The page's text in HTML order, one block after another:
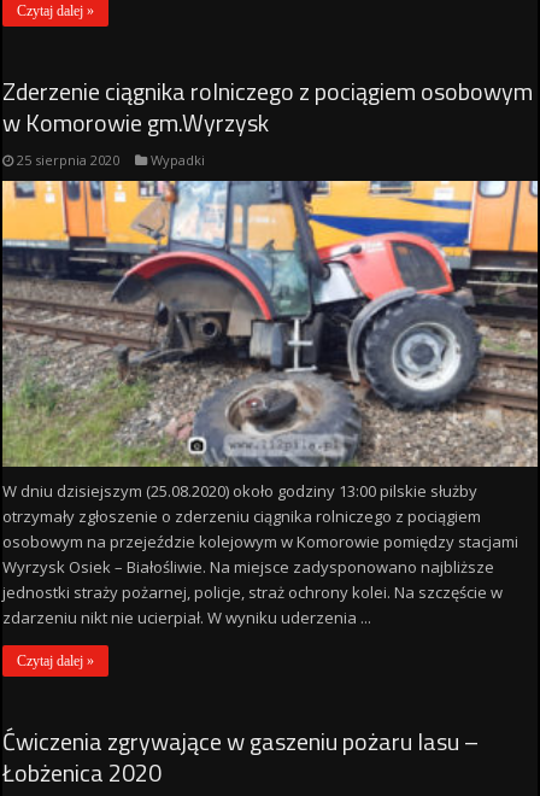
Czytaj dalej »
Zderzenie ciągnika rolniczego z pociągiem osobowym
w Komorowie gm.Wyrzysk
25 sierpnia 2020 Wypadki
W dniu dzisiejszym (25.08.2020) około godziny 13:00 pilskie służby
otrzymały zgłoszenie o zderzeniu ciągnika rolniczego z pociągiem
osobowym na przejeździe kolejowym w Komorowie pomiędzy stacjami
Wyrzysk Osiek – Białośliwie. Na miejsce zadysponowano najbliższe
jednostki straży pożarnej, policje, straż ochrony kolei. Na szczęście w
zdarzeniu nikt nie ucierpiał. W wyniku uderzenia ...
Czytaj dalej »
Ćwiczenia zgrywające w gaszeniu pożaru lasu –
Łobżenica 2020